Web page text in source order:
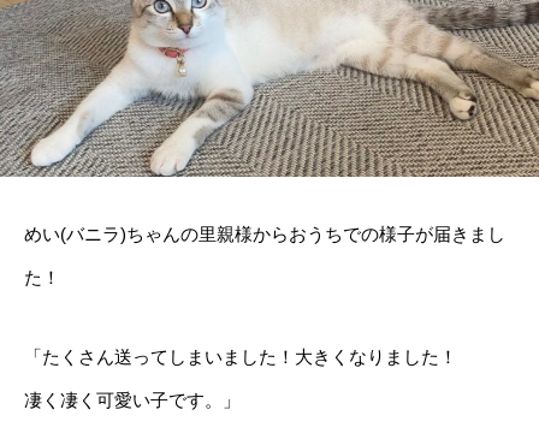
めい(バニラ)ちゃんの里親様からおうちでの様子が届きまし
た！
「たくさん送ってしまいました！大きくなりました！
凄く凄く可愛い子です。」